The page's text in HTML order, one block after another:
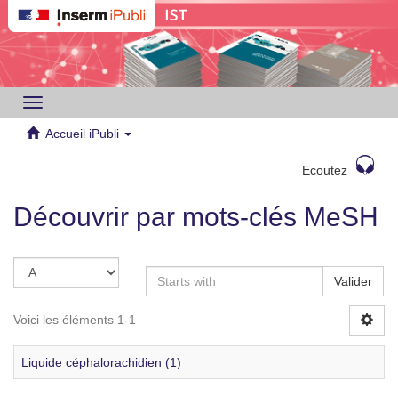
Toggle
navigation
Accueil iPubli
Ecoutez
Découvrir par mots-clés MeSH
Valider
Voici les éléments 1-1
Liquide céphalorachidien (1)